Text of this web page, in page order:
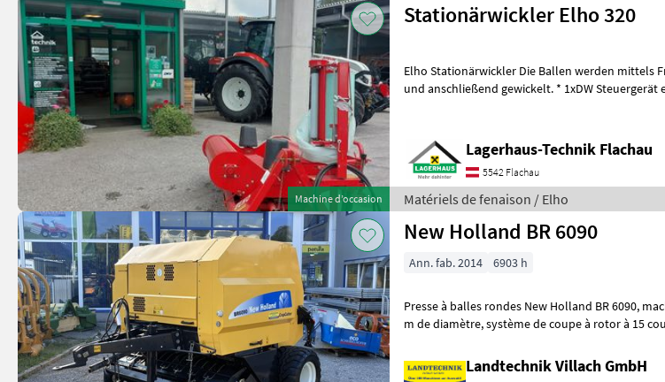
Machine d’occasion
Stationärwickler Elho 320
Elho Stationärwickler Die Ballen werden mittels
und anschließend gewickelt. *
Lagerhaus-Technik Flachau
5542 Flachau
Matériels de fenaison / Elho
New Holland BR 6090
Ann. fab. 2014 6903 h
Presse à balles rondes New Holland BR 6090, machine à chambre fixe pour des balles de 1, 25
Landtechnik Villach GmbH